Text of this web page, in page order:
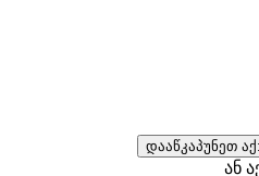
დააწკაპუნეთ
ან